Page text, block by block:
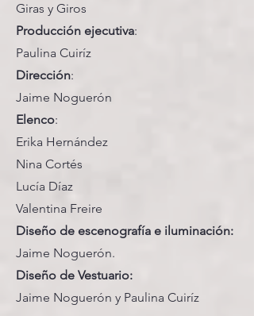
Giras y Giros
Producción ejecutiva:
Paulina Cuiríz
Dirección:
Jaime Noguerón
Elenco:
Erika Hernández
Nina Cortés
Lucía Díaz
Valentina Freire
Diseño de escenografía e iluminación:
Jaime Noguerón.
Diseño de Vestuario:
Jaime Noguerón y Paulina Cuiríz